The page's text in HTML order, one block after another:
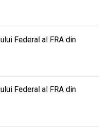
Federal al FRA din
Federal al FRA din